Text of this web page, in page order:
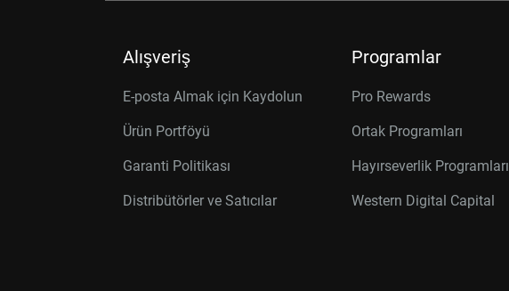
Alışveriş
E-posta Almak için Kaydolun
Ürün Portföyü
Garanti Politikası
Distribütörler ve Satıcılar
Programlar
Pro Rewards
Ortak Programları
Hayırseverlik Programları
Western Digital Capital